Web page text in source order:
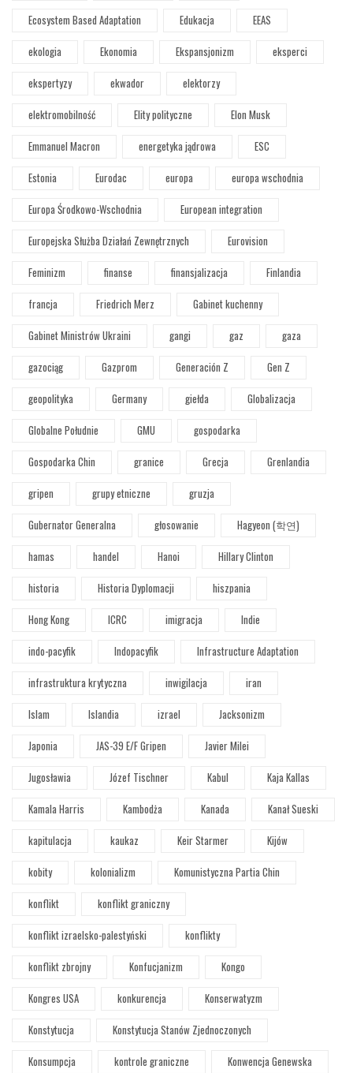
Ecosystem Based Adaptation Edukacja
EEAS
ekologia
Ekonomia Ekspansjonizm
eksperci
ekspertyzy
ekwador
elektorzy
elektromobilność
Elity polityczne
Elon Musk
Emmanuel Macron
energetyka jądrowa
ESC
Estonia
Eurodac europa
europa wschodnia
Europa Środkowo-Wschodnia
European integration
Europejska Służba Działań Zewnętrznych
Eurovision
Feminizm
finanse finansjalizacja
Finlandia
francja
Friedrich Merz
Gabinet kuchenny
Gabinet Ministrów Ukraini
gangi gaz
gaza
gazociąg
Gazprom Generación Z
Gen Z
geopolityka
Germany giełda
Globalizacja
Globalne Południe
GMU
gospodarka
Gospodarka Chin
granice Grecja
Grenlandia
gripen
grupy etniczne
gruzja
Gubernator Generalna
głosowanie
Hagyeon (학연)
hamas
handel Hanoi
Hillary Clinton
historia
Historia Dyplomacji
hiszpania
Hong Kong
ICRC imigracja
Indie
indo-pacyfik
Indopacyfik
Infrastructure Adaptation
infrastruktura krytyczna
inwigilacja
iran
Islam
Islandia izrael
Jacksonizm
Japonia
JAS-39 E/F Gripen
Javier Milei
Jugosławia
Józef Tischner Kabul
Kaja Kallas
Kamala Harris
Kambodża Kanada
Kanał Sueski
kapitulacja
kaukaz Keir Starmer
Kijów
kobity
kolonializm
Komunistyczna Partia Chin
konflikt
konflikt graniczny
konflikt izraelsko-palestyński
konflikty
konflikt zbrojny
Konfucjanizm
Kongo
Kongres USA
konkurencja
Konserwatyzm
Konstytucja
Konstytucja Stanów Zjednoczonych
Konsumpcja
kontrole graniczne
Konwencja Genewska